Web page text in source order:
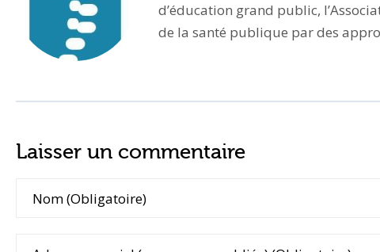
d’éducation grand public,
de la santé publique par des
Laisser un commentaire